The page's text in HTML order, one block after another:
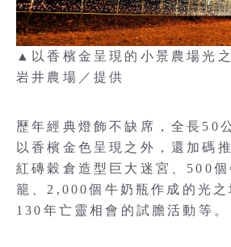
▲以香檳金呈現的小景農場光
岩井農場／提供
歷年經典燈飾不缺席，全長50
以香檳金色呈現之外，還加碼
紅磚穀倉造型巨大迷宮、500
籠、2,000個牛奶瓶作成的光之
130年亡靈相會的試膽活動等。